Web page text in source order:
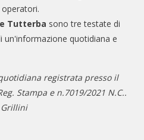
Tutterba sono tre testate di
un'informazione quotidiana e
registrata presso il
Stampa e n.7019/2021 N.C..
Grillini